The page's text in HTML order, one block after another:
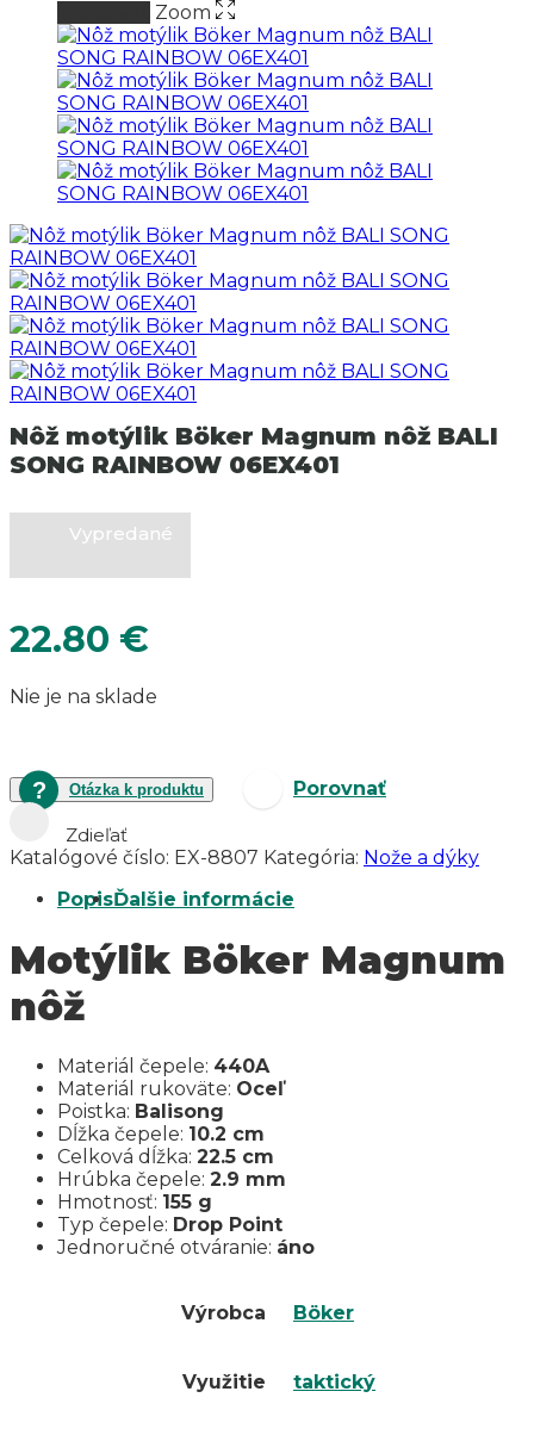
Zoom
Nôž motýlik Böker Magnum nôž BALI
SONG RAINBOW 06EX401
Vypredané
22.80 €
Nie je na sklade
Otázka k produktu Porovnať
Zdieľať
Katalógové číslo: EX-8807 Kategória: Nože a dýky
PopisĎalšie informácie
Motýlik Böker Magnum
nôž
Materiál čepele: 440A
Materiál rukoväte: Oceľ
Poistka: Balisong
Dĺžka čepele: 10.2 cm
Celková dĺžka: 22.5 cm
Hrúbka čepele: 2.9 mm
Hmotnosť: 155 g
Typ čepele: Drop Point
Jednoručné otváranie: áno
Výrobca Böker
Využitie taktický